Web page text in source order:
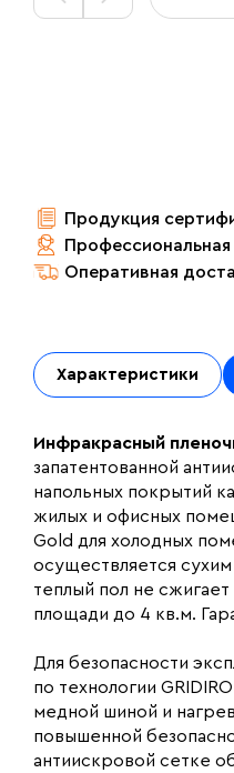
Продукция
Профессиональная
Оперативная
Характеристики
Инфракрасный
запатентованной
напольных покрытий
жилых и офисных
Gold для холодных
осуществляется
теплый пол не
площади до 4 кв.м.
Для безопасности
по технологии
медной шиной и
повышенной
антиискровой сетке